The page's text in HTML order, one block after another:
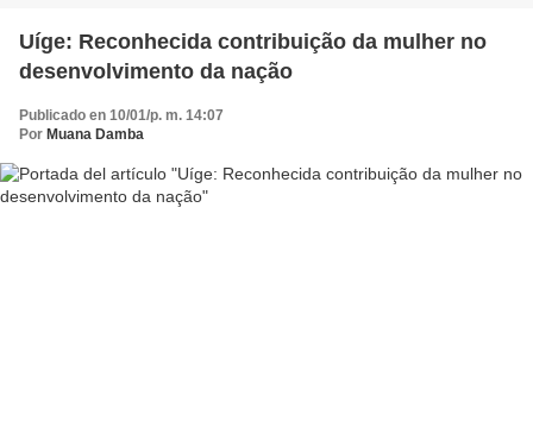
Uíge: Reconhecida contribuição da mulher no
desenvolvimento da nação
Publicado en 10/01/p. m. 14:07
Por Muana Damba